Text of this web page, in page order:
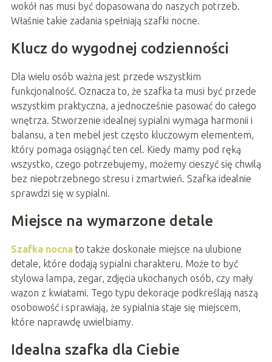
wokół nas musi być dopasowana do naszych potrzeb.
Właśnie takie zadania spełniają szafki nocne.
Klucz do wygodnej codzienności
Dla wielu osób ważna jest przede wszystkim
funkcjonalność. Oznacza to, że szafka ta musi być przede
wszystkim praktyczna, a jednocześnie pasować do całego
wnętrza. Stworzenie idealnej sypialni wymaga harmonii i
balansu, a ten mebel jest często kluczowym elementem,
który pomaga osiągnąć ten cel. Kiedy mamy pod ręką
wszystko, czego potrzebujemy, możemy cieszyć się chwilą
bez niepotrzebnego stresu i zmartwień. Szafka idealnie
sprawdzi się w sypialni.
Miejsce na wymarzone detale
Szafka nocnato także doskonałe miejsce na ulubione
detale, które dodają sypialni charakteru. Może to być
stylowa lampa, zegar, zdjęcia ukochanych osób, czy mały
wazon z kwiatami. Tego typu dekoracje podkreślają naszą
osobowość i sprawiają, że sypialnia staje się miejscem,
które naprawdę uwielbiamy.
Idealna szafka dla Ciebie